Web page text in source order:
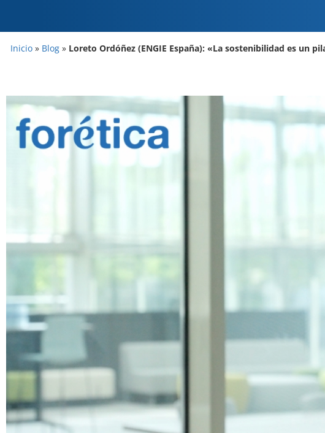
Inicio » Blog » Loreto Ordóñez (ENGIE España): «La sostenibilidad es un